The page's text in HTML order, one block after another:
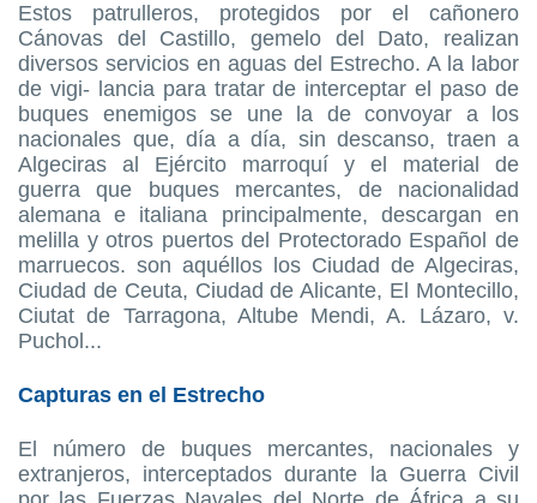
Estos patrulleros, protegidos por el cañonero
Cánovas del Castillo, gemelo del Dato, realizan
diversos servicios en aguas del Estrecho. A la labor
de vigi- lancia para tratar de interceptar el paso de
buques enemigos se une la de convoyar a los
nacionales que, día a día, sin descanso, traen a
Algeciras al Ejército marroquí y el material de
guerra que buques mercantes, de nacionalidad
alemana e italiana principalmente, descargan en
melilla y otros puertos del Protectorado Español de
marruecos. son aquéllos los Ciudad de Algeciras,
Ciudad de Ceuta, Ciudad de Alicante, El Montecillo,
Ciutat de Tarragona, Altube Mendi, A. Lázaro, v.
Puchol...
Capturas en el Estrecho
El número de buques mercantes, nacionales y
extranjeros, interceptados durante la Guerra Civil